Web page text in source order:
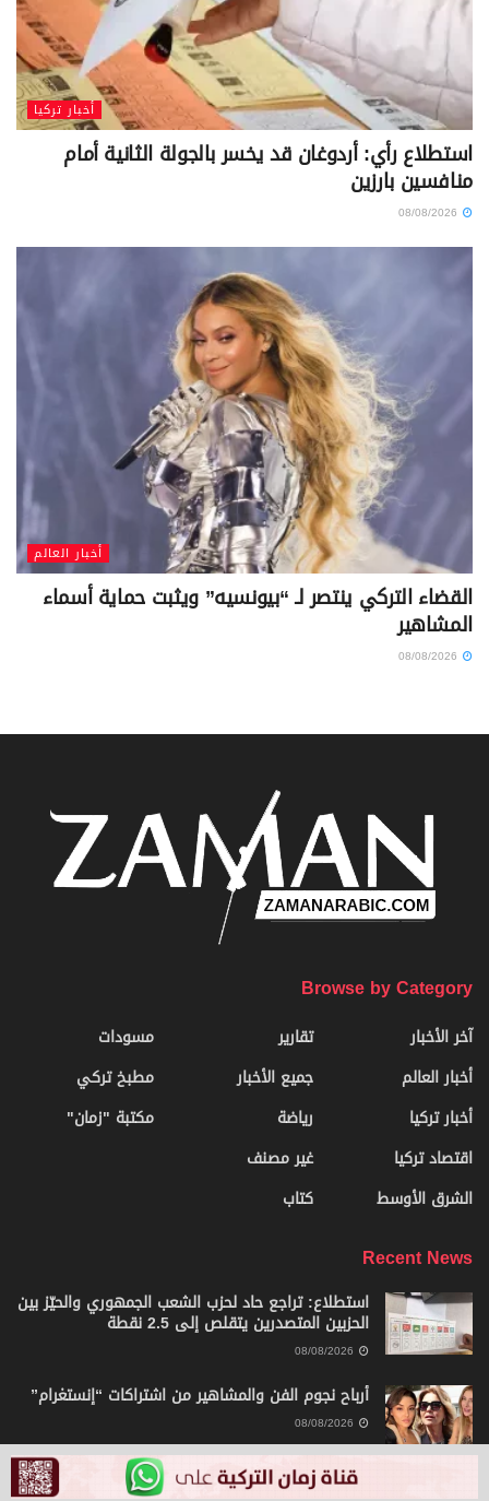
أخبار تركيا
استطلاع رأي: أردوغان قد يخسر بالجولة الثانية أمام
منافسين بارزين
أخبار العالم
القضاء التركي ينتصر لـ “بيونسيه” ويثبت حماية أسماء
المشاهير
Browse by Category
آخر الأخبار
أخبار العالم
أخبار تركيا
اقتصاد تركيا
الشرق الأوسط
تقارير
جميع الأخبار
رياضة
غير مصنف
كتاب
مسودات
مطبخ تركي
مكتبة "زمان"
Recent News
استطلاع: تراجع حاد لحزب الشعب الجمهوري والحيّز بين
الحزبين المتصدرين يتقلص إلى 2.5 نقطة
أرباح نجوم الفن والمشاهير من اشتراكات “إنستغرام”